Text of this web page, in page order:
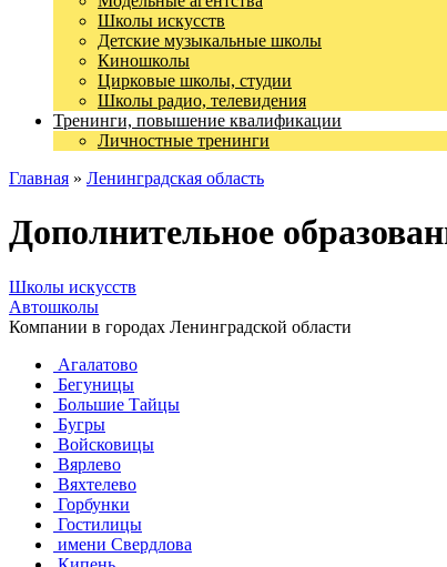
Школы искусств
Детские музыкальные школы
Киношколы
Цирковые школы, студии
Школы радио, телевидения
Тренинги, повышение квалификации
Личностные тренинги
Главная » Ленинградская область
Дополнительное
Школы искусств
Автошколы
Компании в городах Ленинградской области
Агалатово
Бегуницы
Большие Тайцы
Бугры
Войсковицы
Вярлево
Вяхтелево
Горбунки
Гостилицы
имени Свердлова